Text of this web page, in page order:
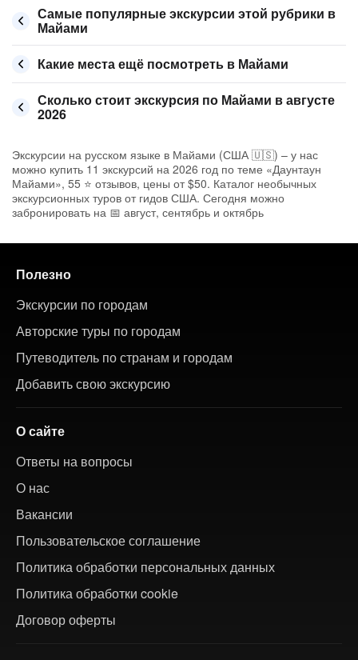
Самые популярные экскурсии этой рубрики в
Майами
Какие места ещё посмотреть в Майами
Сколько стоит экскурсия по Майами в августе
2026
Экскурсии на русском языке в Майами (США 🇺🇸) – у нас
можно купить 11 экскурсий на 2026 год по теме «Даунтаун
Майами», 55 ⭐ отзывов, цены от $50. Каталог необычных
экскурсионных туров от гидов США. Сегодня можно
забронировать на 📅 август, сентябрь и октябрь
Полезно
Экскурсии по городам
Авторские туры по городам
Путеводитель по странам и городам
Добавить свою экскурсию
О сайте
Ответы на вопросы
О нас
Вакансии
Пользовательское соглашение
Политика обработки персональных данных
Политика обработки cookie
Договор оферты